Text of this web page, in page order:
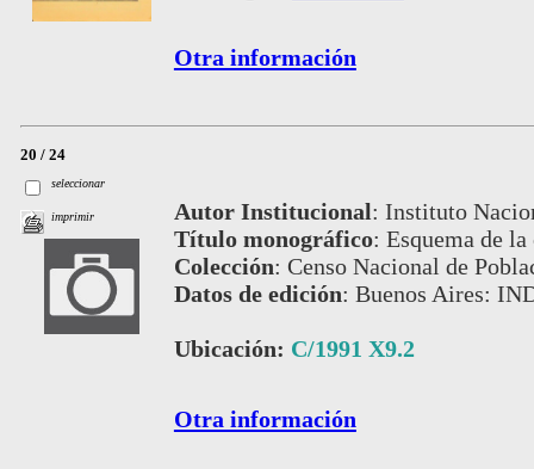
Otra información
20 / 24
seleccionar
imprimir Autor Institucional: Instituto
Título monográfico: Esquema de
Colección: Censo Nacional de
Datos de edición: Buenos Aires:
Ubicación: C/1991 X9.2
Otra información